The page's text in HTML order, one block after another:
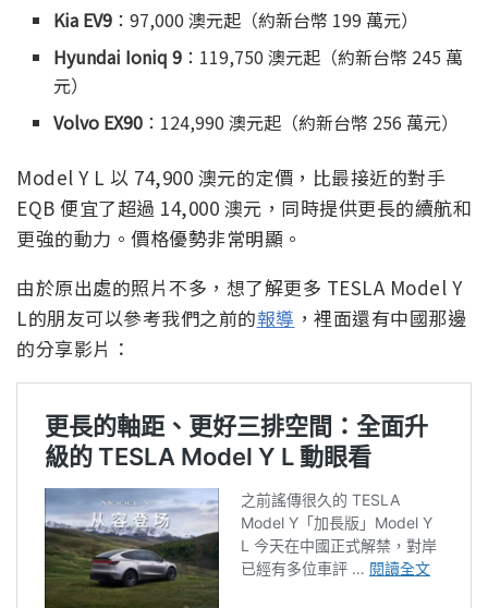
Kia EV9 ：97,000 澳元起（約新台幣 199 萬元）
Hyundai Ioniq 9 ：119,750 澳元起（約新台幣 245 萬
元）
Volvo EX90 ：124,990 澳元起（約新台幣 256 萬元）
Model Y L 以 74,900 澳元的定價，比最接近的對手
EQB 便宜了超過 14,000 澳元，同時提供更長的續航和
更強的動力。價格優勢非常明顯。
由於原出處的照片不多，想了解更多 TESLA Model Y
L的朋友可以參考我們之前的報導 ，裡面還有中國那邊
的分享影片：